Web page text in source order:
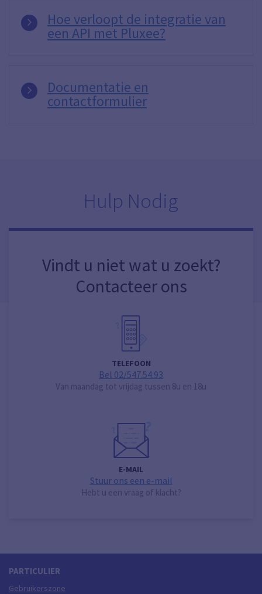
Hoe verloopt de integratie van
een API met Pluxee?
Documentatie en
contactformulier
Hulp Nodig
Vindt u niet wat u zoekt?
Contacteer ons
TELEFOON
Bel 02/547.54.93
Van maandag tot vrijdag tussen 8u en 18u
E-MAIL
Stuur ons een e-mail
Hebt u een vraag of klacht?
PARTICULIER
Gebruikerszone